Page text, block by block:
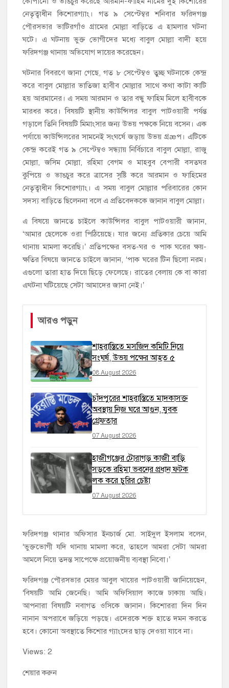
নেতৃত্বাধীন কিশোরগ্যাং। গত ৯ সেপ্টেম্বর শনিবার ফরিদগঞ্জ
পৌরসভার ভাটিরগাঁও গ্রামের মোল্লা বাড়িতে এ হামলার ঘটনা
ঘটে। এ ঘটনায় ভুক্ত ভোগীদের মধ্যে বাবুল মোল্লা বাদী হয়ে
ফরিদগঞ্জ থানায় অভিযোগ দায়ের করেছেন।
ঘটনার বিবরণে জানা গেছে, গত ৮ সেপ্টেম্বও তুচ্ছ ঘটনাকে কেন্দ্র
করে বাবুল মোল্লার ভাতিজা হাবীব মোল্লার সাথে কথা কাটা কাটি
হয় আরমানের। এ সময় আরমান ও তার বন্ধু ফাহিম মিলে হাবীবকে
মারধর করে। বিষয়টি স্থানীয় কাউন্সিলর বাবুল পাটওয়ারী পর্যন্ত
গড়ালে তিনি বিষয়টি মিমাংসার জন্য উভয় পক্ষকে নিয়ে বসেন। এক
পর্যায়ে কাউন্সিলরের সামনেই সংঘর্ষে জড়ায় উভয় গ্রæপ। এটিকে
কেন্দ্র করেই গত ৯ সেপ্টেম্বও সন্ধ্যায় নির্বিচারে বাবুল মোল্লা, রাজু
মোল্লা, জসিম মোল্লা, রহিমা বেগম ও মাহবুব বেপারী বসতঘর
কুপিয়ে ও ভাঙচুর করে ত্রাসের সৃষ্টি করে আরমান ও ফাহিমের
নেতৃত্বাধীন কিশোরগ্যাং। এ সময় বাবুল মোল্লার পরিবারের কোন
সদস্য বাড়িতে ছিলেননা বলে এ প্রতিবেদককে জানান বাবুল মোল্লা।
এ বিষয়ে জানতে চাইলে কাউন্সিলর বাবুল পাটওয়ারী জানান,
‘আমার ছেলেকে ওরা পিঠিয়েছে। যার জন্যে প্রতিকার চেয়ে আমি
থানায় মামলা করেছি।’ প্রতিপক্ষের বসত-ঘর ও পাক ঘরের ক্ষয়-
ক্ষতির বিষয়ে জানতে চাইলে জানান, ‘পাক ঘরের টিন ছিলো নরম।
এগুলো তারা হাত দিয়ে ছিড়ে ফেলেছে। রাতের বেলায় কে বা কারা
এঘটনা ঘটিয়েছে সেটা আমাদের জানা নেই।’
আরও পড়ুন
শাহরাস্তিতে মসজিদ কমিটি নিয়ে
সংঘর্ষ, উভয় পক্ষের আহত ৫
08 August 2026
চাঁদপুরের শাহরাস্তিতে মাদকাসক্ত
অবস্থায় নিজ ঘরে আগুন, যুবক
গ্রেফতার
07 August 2026
হাজীগঞ্জের টোরাগড় কাজী বাড়ি
সড়কে রহিমা ভবনের প্রধান ফটক
লক করে চুরির চেষ্টা
07 August 2026
ফরিদগঞ্জ থানার অফিসার ইনচার্জ মো. সাইদুল ইসলাম বলেন,
‘ভুক্তভোগী যদি থানায় মামলা করে, তাহলে আমরা সেটা আমরা
আমলে নিয়ে তদন্ত সাপেক্ষে প্রয়োজনীয় ব্যবস্থা নিবো।’
ফরিদগঞ্জ পৌরসভার মেয়র আবুল খায়ের পাটওয়ারী জানিয়েছেন,
‘বিষয়টি আমি জেনেছি। আমি অফিসিয়াল কাজে ঢাকায় আছি।
আপনারা বিষয়টি নবাগত ওসিকে জানান। কিশোররা দিন দিন
নানান অপরাধে জড়িয়ে পড়ছে। এদেরকে শক্ত হাতে দমন করতে
হবে। কোনো অবস্থাতে কিশোর গ্যাংদের ছাড় দেওয়া যাবে না।
Views: 2
শেয়ার করুন